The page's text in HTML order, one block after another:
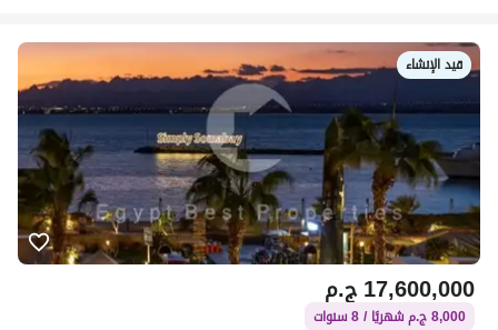
قيد الإنشاء
ج.م17,600,000
8,000 ج.م شهريًا / 8 سنوات